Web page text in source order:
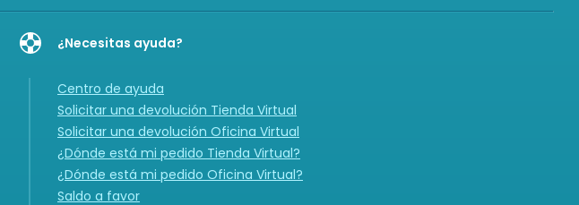
¿Necesitas ayuda?
Centro de ayuda
Solicitar una devolución Tienda Virtual
Solicitar una devolución Oficina Virtual
¿Dónde está mi pedido Tienda Virtual?
¿Dónde está mi pedido Oficina Virtual?
Saldo a favor